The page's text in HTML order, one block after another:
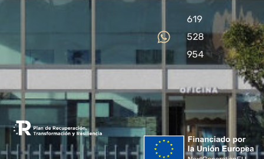
619
528
954